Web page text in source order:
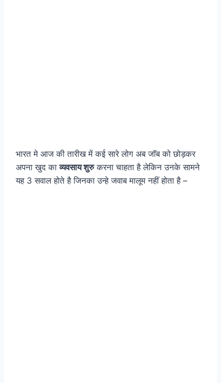
भारत मे आज की तारीख में कई सारे लोग अब जॉब को छोड़कर
अपना खुद काव्यवसाय शुरुकरना चाहता है लेकिन उनके सामने
यह 3 सवाल होते है जिनका उन्हे जवाब मालूम नहीं होता है –